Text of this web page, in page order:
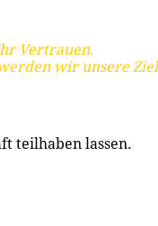
Vertrauen.
wir unsere
teilhaben lassen.